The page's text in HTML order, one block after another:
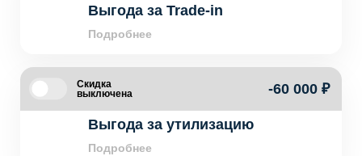
Выгода за Trade-in
Подробнее
Скидка
выключена
-60 000 ₽
Выгода за утилизацию
Подробнее